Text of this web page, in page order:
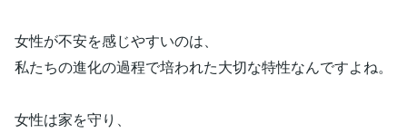
女性が不安を感じやすいのは、
私たちの進化の過程で培われた大切な特性なんですよね。
女性は家を守り、